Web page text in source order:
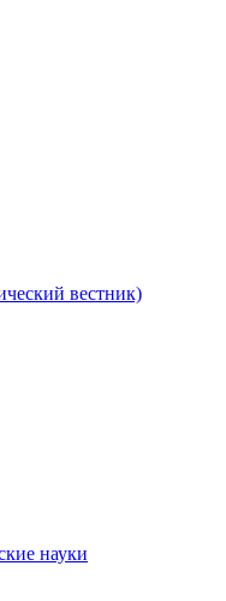
вестник)
науки